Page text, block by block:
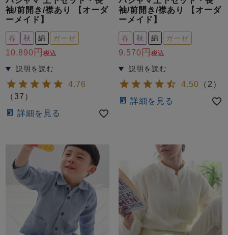
袖/前開き/襟あり 【オーダ
ーメイド】
春 秋 綿 ガーゼ
10,890 税込
4.76
（37 ）
詳細を見る
袖/前開き/襟あり 【オーダ
ーメイド】
春 秋 綿 ガーゼ
9,570 税込
4.50 （ 2 ）
詳細を見る